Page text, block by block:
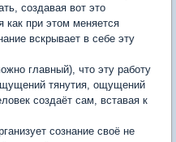
создавая вот это
как при этом меняется
вскрывает в себе эту
главный), что эту работу
тянутия, ощущений
создаёт сам, вставая к
сознание своё не